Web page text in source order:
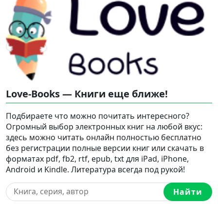
Love-Books — Книги еще ближе!
Подбираете что можно почитать интересного?
Огромный выбор электронных книг на любой вкус:
здесь можно читать онлайн полностью бесплатно
без регистрации полные версии книг или скачать в
форматах pdf, fb2, rtf, epub, txt для iPad, iPhone,
Android и Kindle. Литература всегда под рукой!
Найти